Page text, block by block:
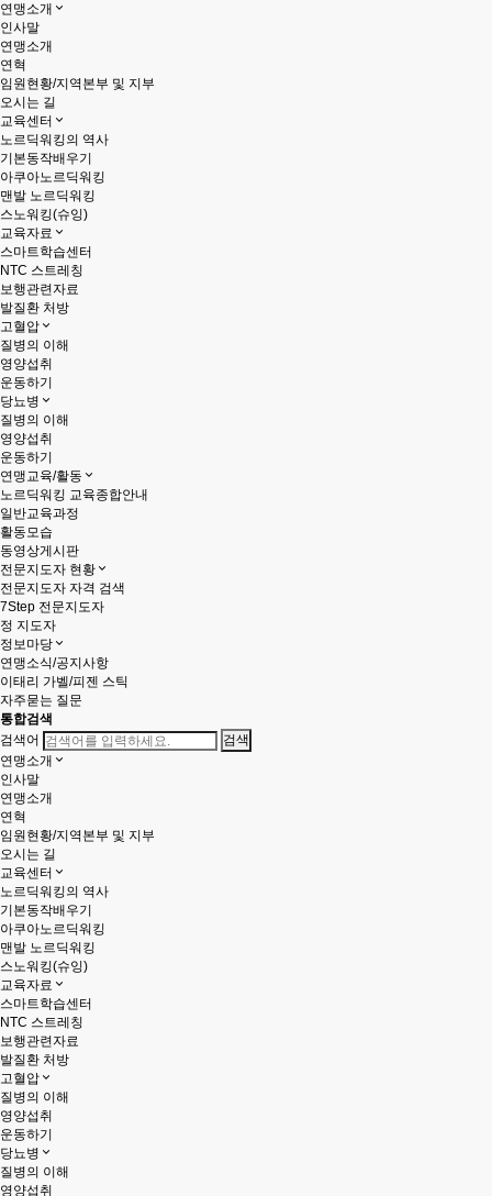
연맹소개
인사말
연맹소개
연혁
임원현황/지역본부 및 지부
오시는 길
교육센터
노르딕워킹의 역사
기본동작배우기
아쿠아노르딕워킹
맨발 노르딕워킹
스노워킹(슈잉)
교육자료
스마트학습센터
NTC 스트레칭
보행관련자료
발질환 처방
고혈압
질병의 이해
영양섭취
운동하기
당뇨병
질병의 이해
영양섭취
운동하기
연맹교육/활동
노르딕워킹 교육종합안내
일반교육과정
활동모습
동영상게시판
전문지도자 현황
전문지도자 자격 검색
7Step 전문지도자
정 지도자
정보마당
연맹소식/공지사항
이태리 가벨/피젠 스틱
자주묻는 질문
통합검색
검색어
연맹소개
인사말
연맹소개
연혁
임원현황/지역본부 및 지부
오시는 길
교육센터
노르딕워킹의 역사
기본동작배우기
아쿠아노르딕워킹
맨발 노르딕워킹
스노워킹(슈잉)
교육자료
스마트학습센터
NTC 스트레칭
보행관련자료
발질환 처방
고혈압
질병의 이해
영양섭취
운동하기
당뇨병
질병의 이해
영양섭취